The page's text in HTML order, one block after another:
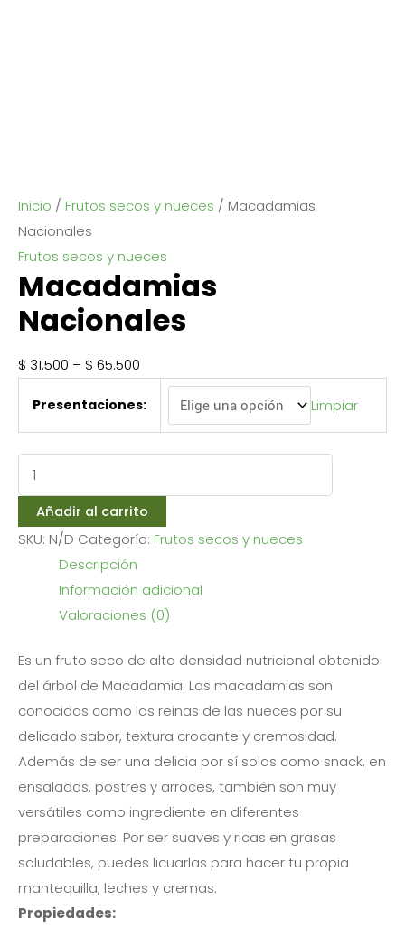
Inicio / Frutos secos y nueces / Macadamias
Nacionales
Frutos secos y nueces
Macadamias
Nacionales
$ 31.500 – $ 65.500
Presentaciones: Limpiar
Añadir al carrito
SKU: N/D Categoría: Frutos secos y nueces
Descripción
Información adicional
Valoraciones (0)
Es un fruto seco de alta densidad nutricional obtenido
del árbol de Macadamia. Las macadamias son
conocidas como las reinas de las nueces por su
delicado sabor, textura crocante y cremosidad.
Además de ser una delicia por sí solas como snack, en
ensaladas, postres y arroces, también son muy
versátiles como ingrediente en diferentes
preparaciones. Por ser suaves y ricas en grasas
saludables, puedes licuarlas para hacer tu propia
mantequilla, leches y cremas.
Propiedades: